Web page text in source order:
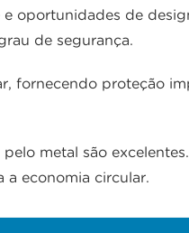
oportunidades de
de segurança.
fornecendo proteção
metal são
a economia circular.